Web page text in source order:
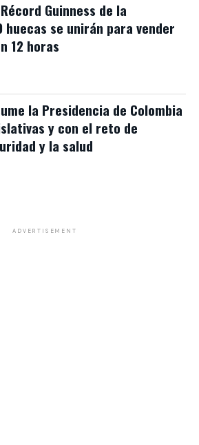
Guinness de la
huecas se unirán para vender
12 horas
la Presidencia de Colombia
y con el reto de
y la salud
ADVERTISEMENT